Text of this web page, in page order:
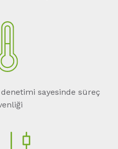
sayesinde süreç